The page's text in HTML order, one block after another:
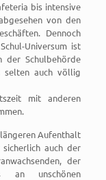
bis intensive
von den
Dennoch
Universum ist
der Schulbehörde
selten auch völlig
mit anderen
Aufenthalt
auch der
der
unschönen